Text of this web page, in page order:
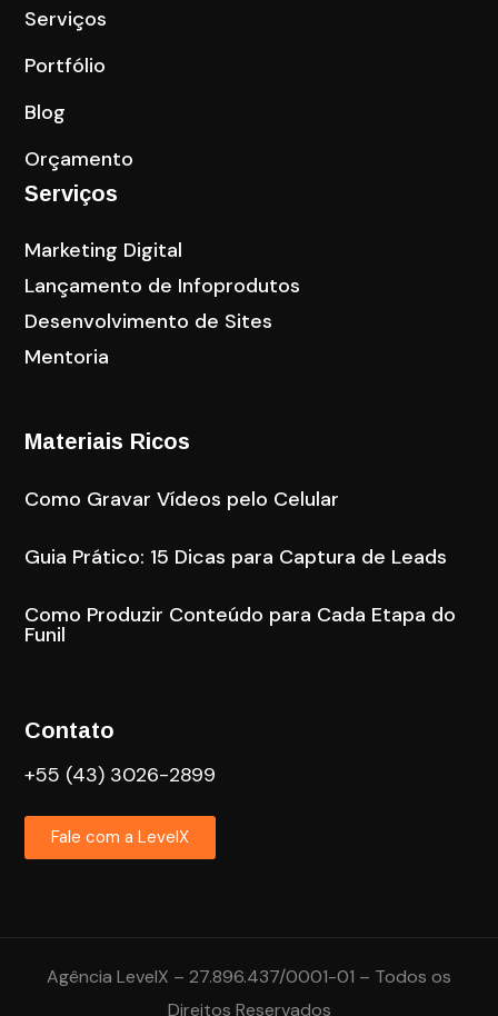
Serviços
Portfólio
Blog
Orçamento
Serviços
Marketing Digital
Lançamento de Infoprodutos
Desenvolvimento de Sites
Mentoria
Materiais Ricos
Como Gravar Vídeos pelo Celular
Guia Prático: 15 Dicas para Captura de Leads
Como Produzir Conteúdo para Cada Etapa do
Funil
Contato
+55 (43) 3026-2899
Fale com a LevelX
Agência LevelX – 27.896.437/0001-01 – Todos os
Direitos Reservados